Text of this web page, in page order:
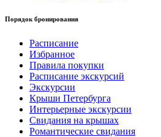
Порядок бронирования
Расписание
Избранное
Правила покупки
Расписание экскурсий
Экскурсии
Крыши Петербурга
Интерьерные экскурсии
Свидания на крышах
Романтические свидания